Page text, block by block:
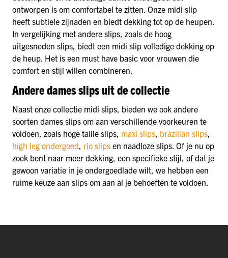
ontworpen is om comfortabel te zitten. Onze midi slip
heeft subtiele zijnaden en biedt dekking tot op de heupen.
In vergelijking met andere slips, zoals de hoog
uitgesneden slips, biedt een midi slip volledige dekking op
de heup. Het is een must have basic voor vrouwen die
comfort en stijl willen combineren.
Andere dames slips uit de collectie
Naast onze collectie midi slips, bieden we ook andere
soorten dames slips om aan verschillende voorkeuren te
voldoen, zoals hoge taille slips, maxi slips, brazilian slips,
high leg ondergoed, rio slips en naadloze slips. Of je nu op
zoek bent naar meer dekking, een specifieke stijl, of dat je
gewoon variatie in je ondergoedlade wilt, we hebben een
ruime keuze aan slips om aan al je behoeften te voldoen.